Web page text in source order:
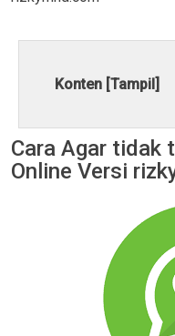
Konten [Tampil]
Cara Agar tidak
Online Versi